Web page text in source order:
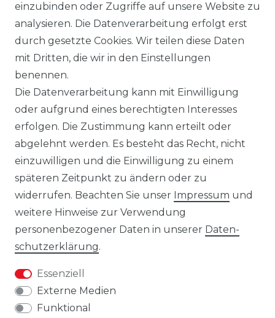
Informationen und den tatsächlich
gelieferten Modellen möglich sind. Die
gezeigten Inhalte stellen nicht
notwendigerweise die finalen
Produkteigenschaften dar. Der Anbieter
behält sich das Recht vor, jederzeit und
ohne vorherige Ankündigung Änderungen
an den dargestellten Produkten
vorzunehmen.
Gebrauchte Ware wurde von uns nicht
getestet. Diese wird so verkauft, wie
angeboten, jedoch unter Ausschluss
jeglicher Sachmängel. Eine Haftung für
Sachmängel ist ausgeschlossen, es sei denn,
verschwiegen oder eine
Beschaffenheitsgarantie übernommen. Die
Haftung für Schäden aus der Verletzung
einzubinden oder Zugriffe auf unsere Website zu
analysieren. Die Datenverarbeitung erfolgt erst
durch gesetzte Cookies. Wir teilen diese Daten
mit Dritten, die wir in den Einstellungen
benennen.
Die Datenverarbeitung kann mit Einwilligung
oder aufgrund eines berechtigten Interesses
erfolgen. Die Zustimmung kann erteilt oder
abgelehnt werden. Es besteht das Recht, nicht
einzuwilligen und die Einwilligung zu einem
späteren Zeitpunkt zu ändern oder zu
widerrufen. Beachten Sie unser Impressum und
weitere Hinweise zur Verwendung
personenbezogener Daten in unserer Daten­
schutz­erklärung.
Essenziell
Externe Medien
Funktional